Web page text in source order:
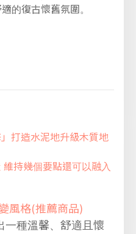
的復古懷舊氛圍。
打造水泥地升級木質地
持幾個要點還可以融入
風格(推薦商品)
一種溫馨、舒適且懷